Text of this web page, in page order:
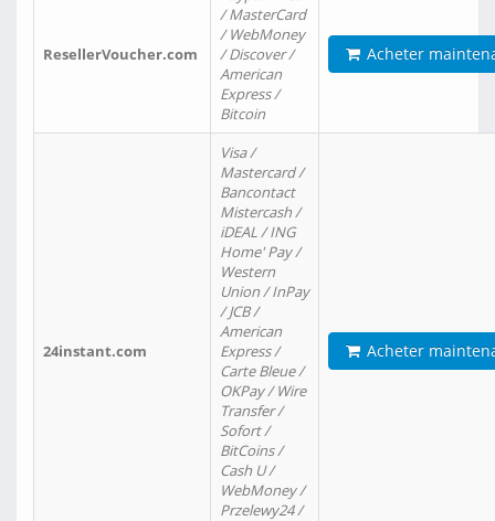
ResellerVoucher.com
/ MasterCard
/ WebMoney
/ Discover /
American
Express /
Bitcoin
Acheter
24instant.com
Visa /
Mastercard /
Bancontact
Mistercash /
iDEAL / ING
Home' Pay /
Western
Union / InPay
/ JCB /
American
Express /
Carte Bleue /
OKPay / Wire
Transfer /
Sofort /
BitCoins /
Cash U /
WebMoney /
Przelewy24 /
Acheter